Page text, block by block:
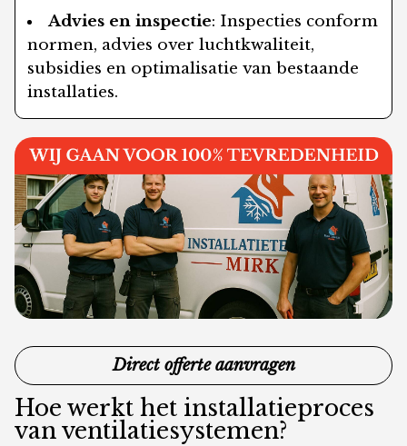
Advies en inspectie: Inspecties conform
normen, advies over luchtkwaliteit,
subsidies en optimalisatie van bestaande
installaties.
Direct offerte aanvragen
Hoe werkt het installatieproces
van ventilatiesystemen?